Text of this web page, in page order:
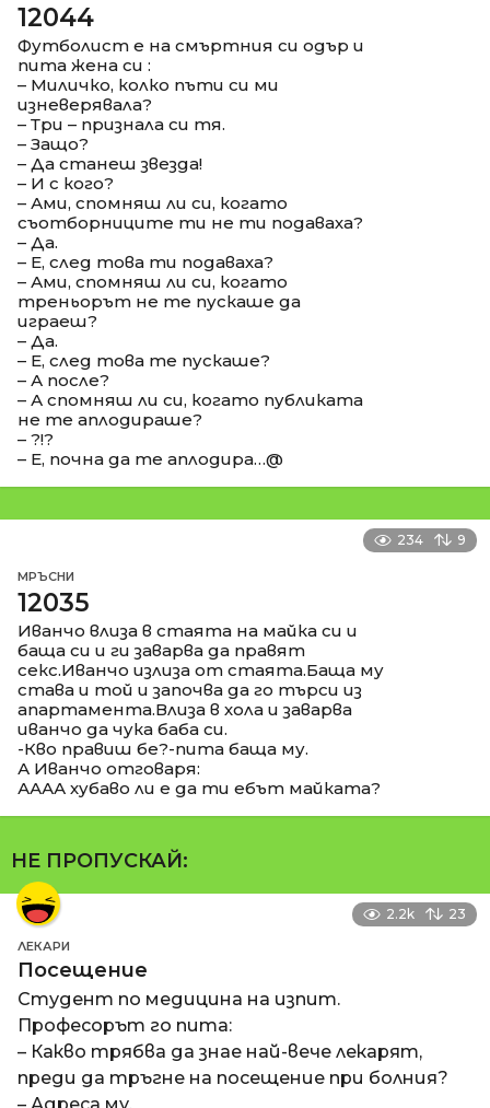
12044
Футболист е на смъртния си одър и
пита жена си :
– Миличко, колко пъти си ми
изневерявала?
– Три – признала си тя.
– Защо?
– Да станеш звезда!
– И с кого?
– Ами, спомняш ли си, когато
съотборниците ти не ти подаваха?
– Да.
– Е, след това ти подаваха?
– Ами, спомняш ли си, когато
треньорът не те пускаше да
играеш?
– Да.
– Е, след това те пускаше?
– А после?
– А спомняш ли си, когато публиката
не те аплодираше?
– ?!?
– Е, почна да те аплодира…@
234 9
МРЪСНИ
12035
Иванчо влиза в стаята на майка си и
баща си и ги заварва да правят
секс.Иванчо излиза от стаята.Баща му
става и той и започва да го търси из
апартамента.Влиза в хола и заварва
иванчо да чука баба си.
-Кво правиш бе?-пита баща му.
А Иванчо отговаря:
АААА хубаво ли е да ти ебът майката?
НЕ ПРОПУСКАЙ:
2.2k 23
ЛЕКАРИ
Посещение
Студент по медицина на изпит.
Професорът го пита:
– Какво трябва да знае най-вече лекарят,
преди да тръгне на посещение при болния?